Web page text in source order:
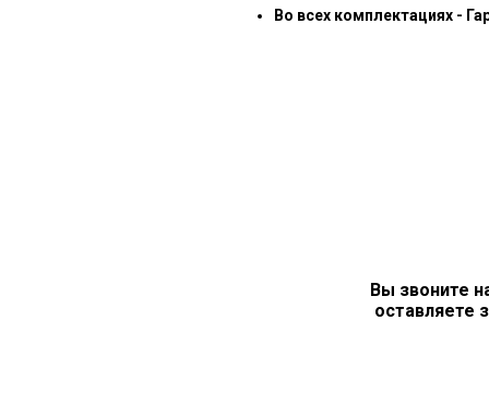
Во всех комплектациях -
Вы звоните
оставляете